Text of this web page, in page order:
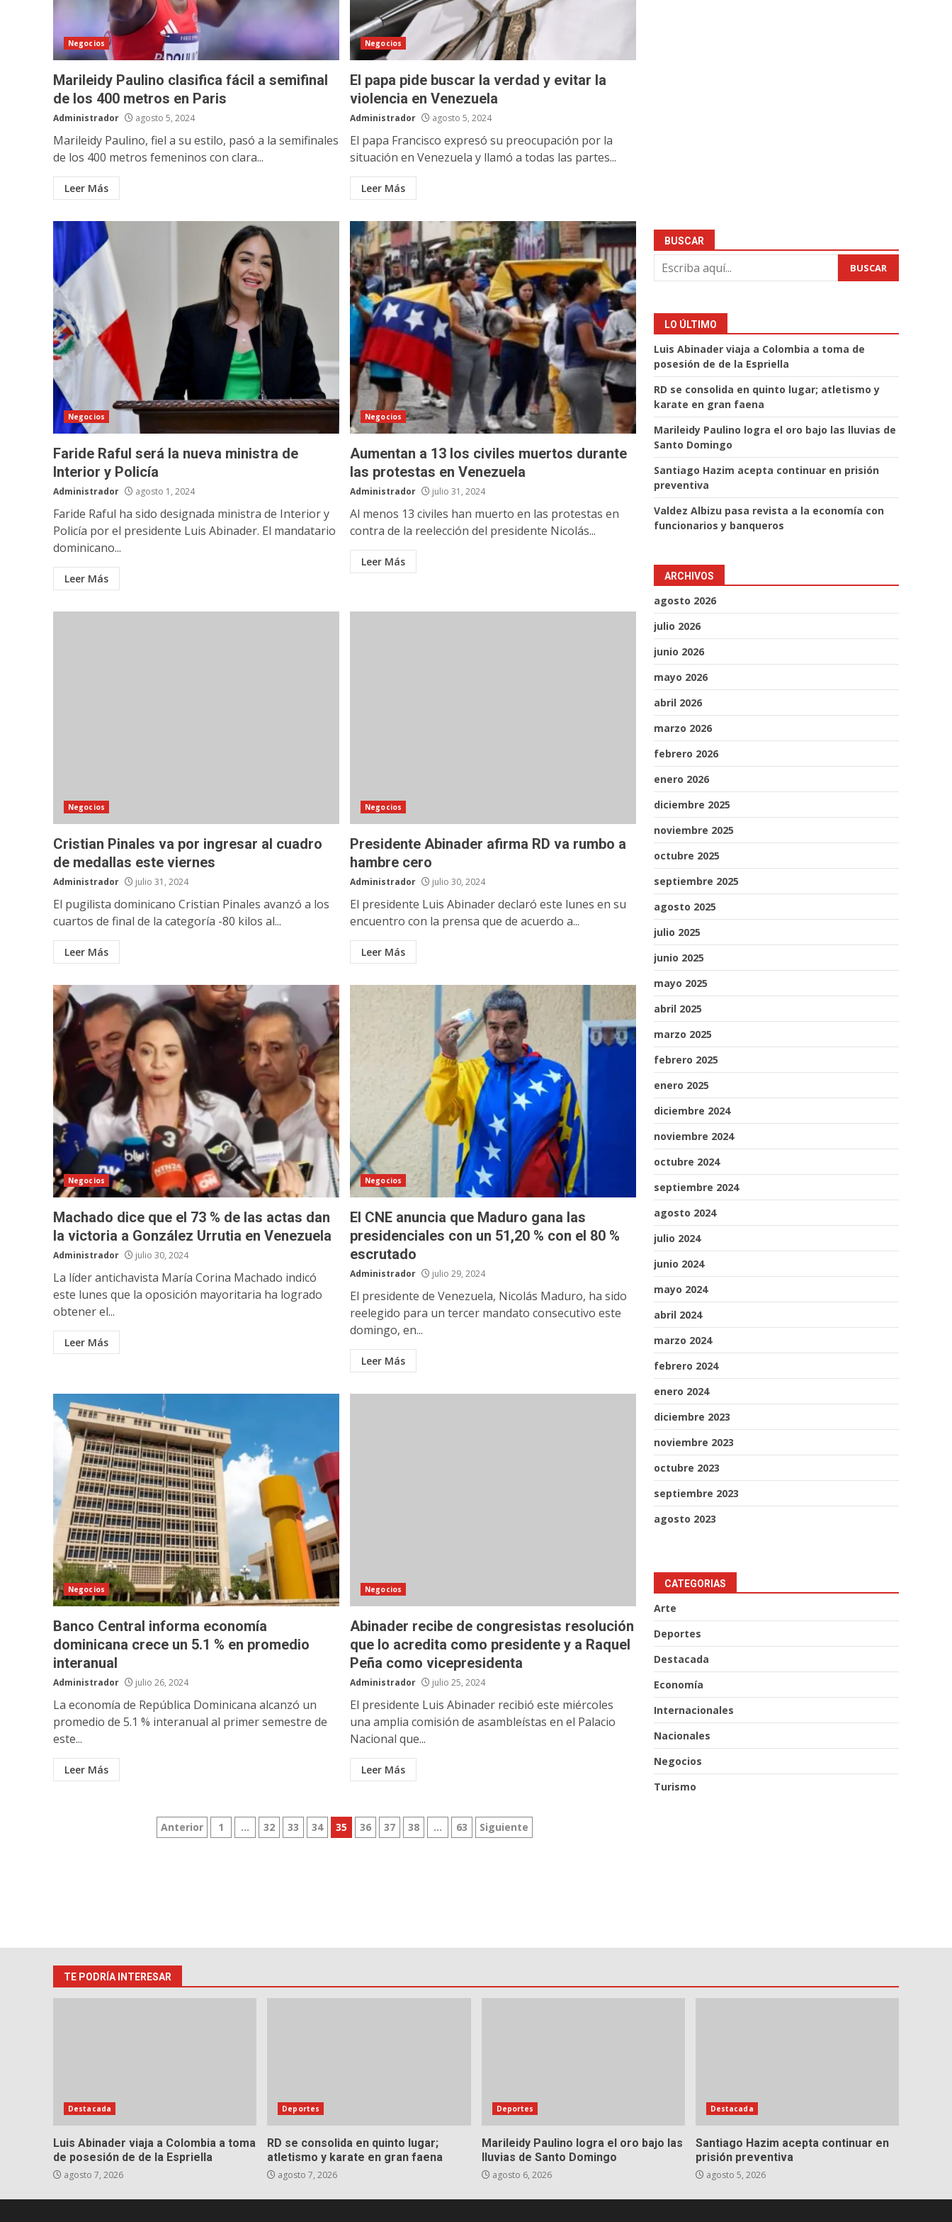
Negocios
Marileidy Paulino clasifica fácil a semifinal
de los 400 metros en Paris
Administrador agosto 5, 2024
Marileidy Paulino, fiel a su estilo, pasó a la semifinales
de los 400 metros femeninos con clara...
Leer Más
Negocios
El papa pide buscar la verdad y evitar la
violencia en Venezuela
Administrador agosto 5, 2024
El papa Francisco expresó su preocupación por la
situación en Venezuela y llamó a todas las partes...
Leer Más
Negocios
Faride Raful será la nueva ministra de
Interior y Policía
Administrador agosto 1, 2024
Faride Raful ha sido designada ministra de Interior y
Policía por el presidente Luis Abinader. El mandatario
dominicano...
Leer Más
Negocios
Aumentan a 13 los civiles muertos durante
las protestas en Venezuela
Administrador julio 31, 2024
Al menos 13 civiles han muerto en las protestas en
contra de la reelección del presidente Nicolás...
Leer Más
Negocios
Cristian Pinales va por ingresar al cuadro
de medallas este viernes
Administrador julio 31, 2024
El pugilista dominicano Cristian Pinales avanzó a los
cuartos de final de la categoría -80 kilos al...
Leer Más
Negocios
Presidente Abinader afirma RD va rumbo a
hambre cero
Administrador julio 30, 2024
El presidente Luis Abinader declaró este lunes en su
encuentro con la prensa que de acuerdo a...
Leer Más
Negocios
Machado dice que el 73 % de las actas dan
la victoria a González Urrutia en Venezuela
Administrador julio 30, 2024
La líder antichavista María Corina Machado indicó
este lunes que la oposición mayoritaria ha logrado
obtener el...
Leer Más
Negocios
El CNE anuncia que Maduro gana las
presidenciales con un 51,20 % con el 80 %
escrutado
Administrador julio 29, 2024
El presidente de Venezuela, Nicolás Maduro, ha sido
reelegido para un tercer mandato consecutivo este
domingo, en...
Leer Más
Negocios
Banco Central informa economía
dominicana crece un 5.1 % en promedio
interanual
Administrador julio 26, 2024
La economía de República Dominicana alcanzó un
promedio de 5.1 % interanual al primer semestre de
este...
Leer Más
Negocios
Abinader recibe de congresistas resolución
que lo acredita como presidente y a Raquel
Peña como vicepresidenta
Administrador julio 25, 2024
El presidente Luis Abinader recibió este miércoles
una amplia comisión de asambleístas en el Palacio
Nacional que...
Leer Más
Paginación
Anterior 1 … 32 33 34 35 36 37 38 … 63 Siguiente
BUSCAR
BUSCAR
LO ÚLTIMO
Luis Abinader viaja a Colombia a toma de
posesión de de la Espriella
RD se consolida en quinto lugar; atletismo y
karate en gran faena
Marileidy Paulino logra el oro bajo las lluvias de
Santo Domingo
Santiago Hazim acepta continuar en prisión
preventiva
Valdez Albizu pasa revista a la economía con
funcionarios y banqueros
ARCHIVOS
agosto 2026
julio 2026
junio 2026
mayo 2026
abril 2026
marzo 2026
febrero 2026
enero 2026
diciembre 2025
noviembre 2025
octubre 2025
septiembre 2025
agosto 2025
julio 2025
junio 2025
mayo 2025
abril 2025
marzo 2025
febrero 2025
enero 2025
diciembre 2024
noviembre 2024
octubre 2024
septiembre 2024
agosto 2024
julio 2024
junio 2024
mayo 2024
abril 2024
marzo 2024
febrero 2024
enero 2024
diciembre 2023
noviembre 2023
octubre 2023
septiembre 2023
agosto 2023
CATEGORIAS
Arte
Deportes
Destacada
Economía
Internacionales
Nacionales
Negocios
Turismo
TE PODRÍA INTERESAR
Destacada
Luis Abinader viaja a Colombia a toma
de posesión de de la Espriella
agosto 7, 2026
Deportes
RD se consolida en quinto lugar;
atletismo y karate en gran faena
agosto 7, 2026
Deportes
Marileidy Paulino logra el oro bajo las
lluvias de Santo Domingo
agosto 6, 2026
Destacada
Santiago Hazim acepta continuar en
prisión preventiva
agosto 5, 2026